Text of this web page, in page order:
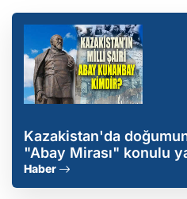
Kazakistan'da
"Abay Mirası" konulu
Haber